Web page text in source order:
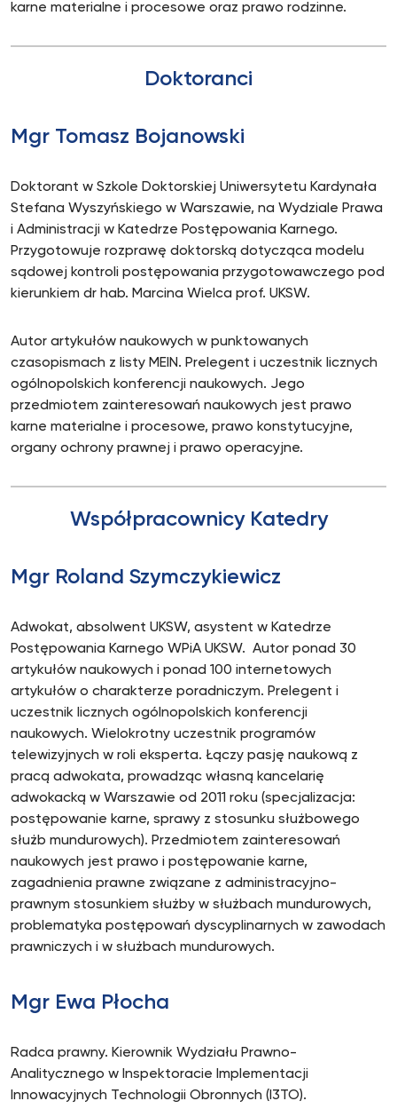
karne materialne i procesowe oraz prawo rodzinne.
Doktoranci
Mgr Tomasz Bojanowski
Doktorant w Szkole Doktorskiej Uniwersytetu Kardynała
Stefana Wyszyńskiego w Warszawie, na Wydziale Prawa
i Administracji w Katedrze Postępowania Karnego.
Przygotowuje rozprawę doktorską dotycząca modelu
sądowej kontroli postępowania przygotowawczego pod
kierunkiem dr hab. Marcina Wielca prof. UKSW.
Autor artykułów naukowych w punktowanych
czasopismach z listy MEIN. Prelegent i uczestnik licznych
ogólnopolskich konferencji naukowych. Jego
przedmiotem zainteresowań naukowych jest prawo
karne materialne i procesowe, prawo konstytucyjne,
organy ochrony prawnej i prawo operacyjne.
Współpracownicy Katedry
Mgr Roland Szymczykiewicz
Adwokat, absolwent UKSW, asystent w Katedrze
Postępowania Karnego WPiA UKSW. Autor ponad 30
artykułów naukowych i ponad 100 internetowych
artykułów o charakterze poradniczym. Prelegent i
uczestnik licznych ogólnopolskich konferencji
naukowych. Wielokrotny uczestnik programów
telewizyjnych w roli eksperta. Łączy pasję naukową z
pracą adwokata, prowadząc własną kancelarię
adwokacką w Warszawie od 2011 roku (specjalizacja:
postępowanie karne, sprawy z stosunku służbowego
służb mundurowych). Przedmiotem zainteresowań
naukowych jest prawo i postępowanie karne,
zagadnienia prawne związane z administracyjno-
prawnym stosunkiem służby w służbach mundurowych,
problematyka postępowań dyscyplinarnych w zawodach
prawniczych i w służbach mundurowych.
Mgr Ewa Płocha
Radca prawny. Kierownik Wydziału Prawno-
Analitycznego w Inspektoracie Implementacji
Innowacyjnych Technologii Obronnych (I3TO).